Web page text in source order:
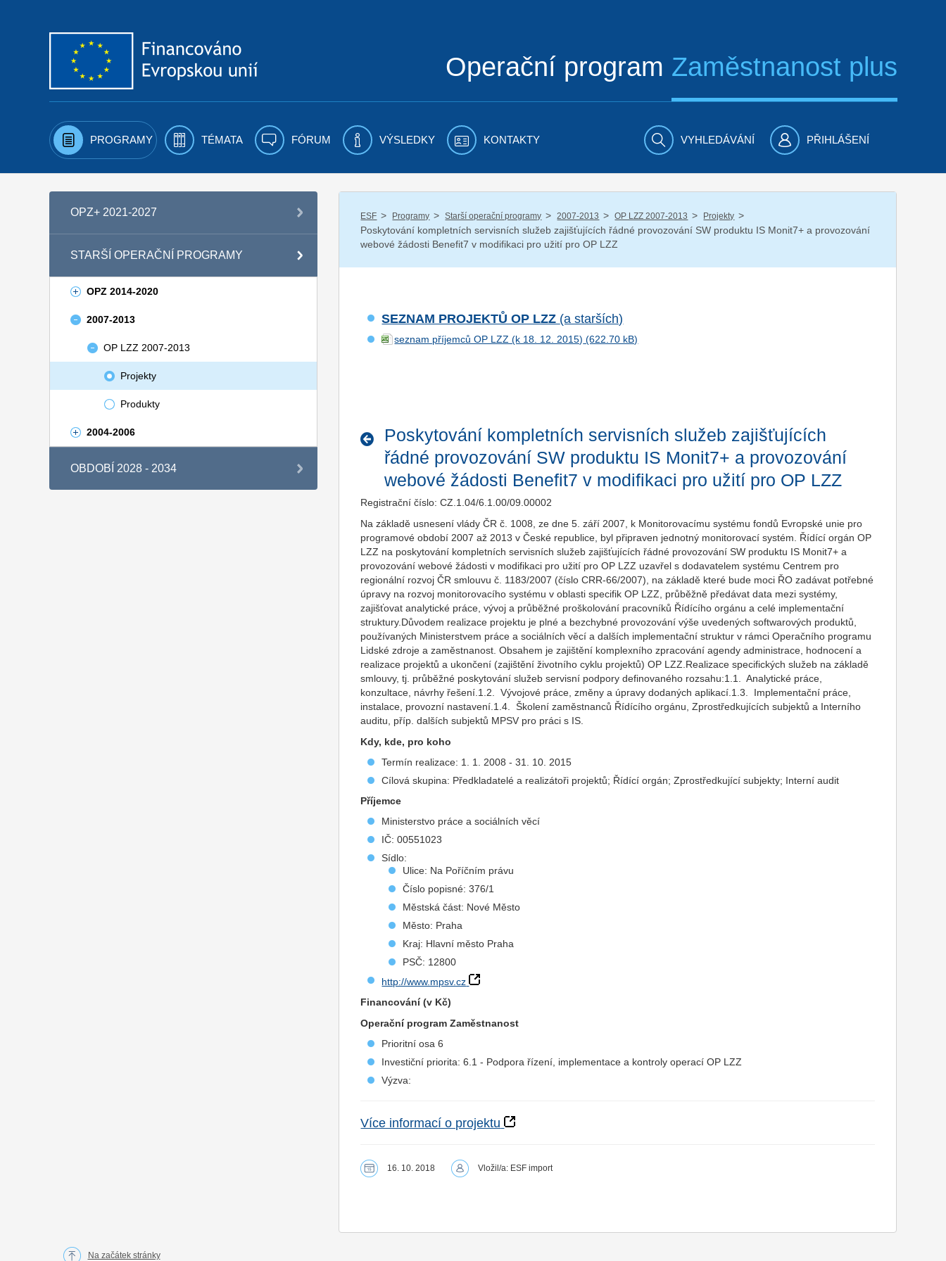
Operační program Zaměstnanost plus
PROGRAMY TÉMATA FÓRUM VÝSLEDKY KONTAKTY VYHLEDÁVÁNÍ PŘIHLÁŠENÍ
OPZ+ 2021-2027
STARŠÍ OPERAČNÍ PROGRAMY
OPZ 2014-2020
2007-2013
OP LZZ 2007-2013
Projekty
Produkty
2004-2006
OBDOBÍ 2028 - 2034
ESF / Programy / Starší operační programy / 2007-2013 / OP LZZ 2007-2013 / Projekty /
Poskytování kompletních servisních služeb zajišťujících řádné provozování SW produktu IS Monit7+ a provozování
webové žádosti Benefit7 v modifikaci pro užití pro OP LZZ
SEZNAM PROJEKTŮ OP LZZ (a starších)
seznam příjemců OP LZZ (k 18. 12. 2015)
Poskytování kompletních servisních služeb zajišťujících
řádné provozování SW produktu IS Monit7+ a provozování
webové žádosti Benefit7 v modifikaci pro užití pro OP LZZ
Registrační číslo: CZ.1.04/6.1.00/09.00002
Na základě usnesení vlády ČR č. 1008, ze dne 5. září 2007, k Monitorovacímu systému fondů Evropské unie pro
programové období 2007 až 2013 v České republice, byl připraven jednotný monitorovací systém. Řídící orgán OP
LZZ na poskytování kompletních servisních služeb zajišťujících řádné provozování SW produktu IS Monit7+ a
provozování webové žádosti v modifikaci pro užití pro OP LZZ uzavřel s dodavatelem systému Centrem pro
regionální rozvoj ČR smlouvu č. 1183/2007 (číslo CRR-66/2007), na základě které bude moci ŘO zadávat potřebné
úpravy na rozvoj monitorovacího systému v oblasti specifik OP LZZ, průběžně předávat data mezi systémy,
zajišťovat analytické práce, vývoj a průběžné proškolování pracovníků Řídícího orgánu a celé implementační
struktury.Důvodem realizace projektu je plné a bezchybné provozování výše uvedených softwarových produktů,
používaných Ministerstvem práce a sociálních věcí a dalších implementační struktur v rámci Operačního programu
Lidské zdroje a zaměstnanost. Obsahem je zajištění komplexního zpracování agendy administrace, hodnocení a
realizace projektů a ukončení (zajištění životního cyklu projektů) OP LZZ.Realizace specifických služeb na základě
smlouvy, tj. průběžné poskytování služeb servisní podpory definovaného rozsahu:1.1. Analytické práce,
konzultace, návrhy řešení.1.2. Vývojové práce, změny a úpravy dodaných aplikací.1.3. Implementační práce,
instalace, provozní nastavení.1.4. Školení zaměstnanců Řídícího orgánu, Zprostředkujících subjektů a Interního
auditu, příp. dalších subjektů MPSV pro práci s IS.
Kdy, kde, pro koho
Termín realizace: 1. 1. 2008 - 31. 10. 2015
Cílová skupina: Předkladatelé a realizátoři projektů; Řídící orgán; Zprostředkující subjekty; Interní audit
Příjemce
Ministerstvo práce a sociálních věcí
IČ: 00551023
Sídlo:
Ulice: Na Poříčním právu
Číslo popisné: 376/1
Městská část: Nové Město
Město: Praha
Kraj: Hlavní město Praha
PSČ: 12800
http://www.mpsv.cz
Financování (v Kč)
Operační program Zaměstnanost
Prioritní osa 6
Investiční priorita: 6.1 - Podpora řízení, implementace a kontroly operací OP LZZ
Výzva:
Více informací o projektu
16. 10. 2018 Vložil/a: ESF import
Na začátek stránky